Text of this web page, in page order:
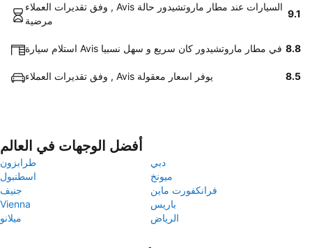
وفق تقديرات العملاء , Avis السيارات عند مطار ماروتشيدور حالة
مرضية
9.1
استلام سيارة Avis في مطار ماروتشيدور كان سريع و سهل نسبيا 8.8
وفق تقديرات العملاء , Avis يوفر اسعار معقولة 8.5
أفضل الوجهات في العالم
طرابزون
دبي
اسطنبول
ميونخ
جنيف
فرانكفورت ماين
Vienna
باريس
ميلانو
الرياض